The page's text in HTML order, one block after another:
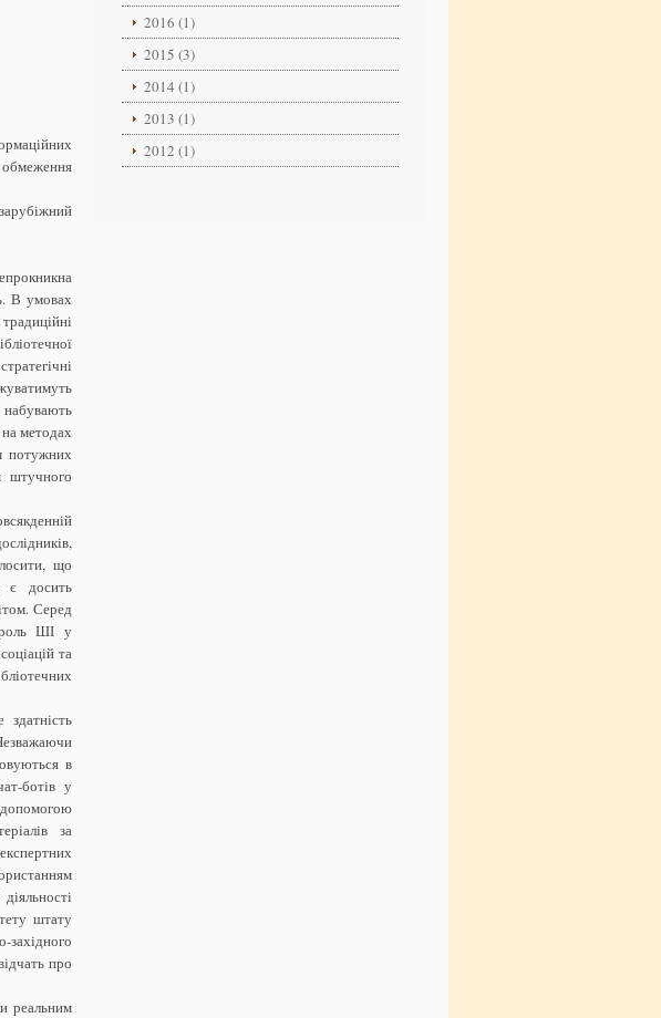
обмеження
В умовах
методах
потужних
штучного
що
є досить
Серед
роль ШІ у
та
в
ботів у
допомогою
за
штату
про
реальним
2016 (1)
2015 (3)
2014 (1)
2013 (1)
2012 (1)